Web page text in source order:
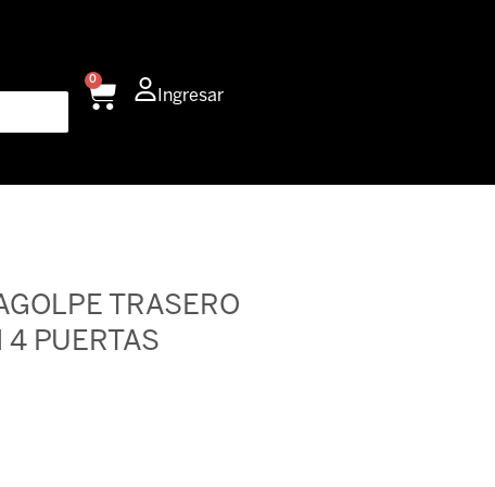
0
CarritoIngresar
TRASERO
4 PUERTAS